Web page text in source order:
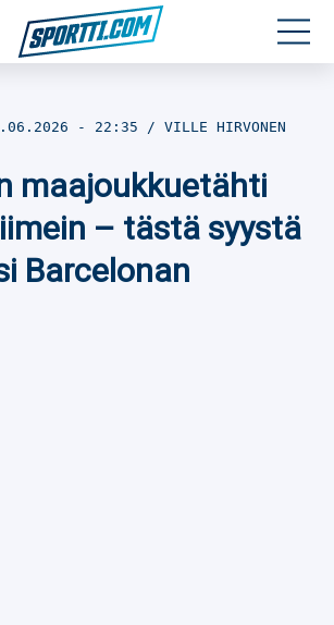
- 22:35 VILLE HIRVONEN
maajoukkuetähti
– tästä syystä
Barcelonan